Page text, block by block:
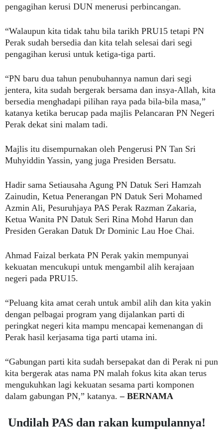
pengagihan kerusi DUN menerusi perbincangan.
“Walaupun kita tidak tahu bila tarikh PRU15 tetapi PN
Perak sudah bersedia dan kita telah selesai dari segi
pengagihan kerusi untuk ketiga-tiga parti.
“PN baru dua tahun penubuhannya namun dari segi
jentera, kita sudah bergerak bersama dan insya-Allah, kita
bersedia menghadapi pilihan raya pada bila-bila masa,”
katanya ketika berucap pada majlis Pelancaran PN Negeri
Perak dekat sini malam tadi.
Majlis itu disempurnakan oleh Pengerusi PN Tan Sri
Muhyiddin Yassin, yang juga Presiden Bersatu.
Hadir sama Setiausaha Agung PN Datuk Seri Hamzah
Zainudin, Ketua Penerangan PN Datuk Seri Mohamed
Azmin Ali, Pesuruhjaya PAS Perak Razman Zakaria,
Ketua Wanita PN Datuk Seri Rina Mohd Harun dan
Presiden Gerakan Datuk Dr Dominic Lau Hoe Chai.
Ahmad Faizal berkata PN Perak yakin mempunyai
kekuatan mencukupi untuk mengambil alih kerajaan
negeri pada PRU15.
“Peluang kita amat cerah untuk ambil alih dan kita yakin
dengan pelbagai program yang dijalankan parti di
peringkat negeri kita mampu mencapai kemenangan di
Perak hasil kerjasama tiga parti utama ini.
“Gabungan parti kita sudah bersepakat dan di Perak ni pun
kita bergerak atas nama PN malah fokus kita akan terus
mengukuhkan lagi kekuatan sesama parti komponen
dalam gabungan PN,” katanya. – BERNAMA
Undilah PAS dan rakan kumpulannya!